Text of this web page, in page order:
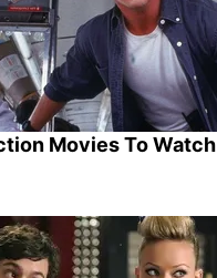
Movies To Watch